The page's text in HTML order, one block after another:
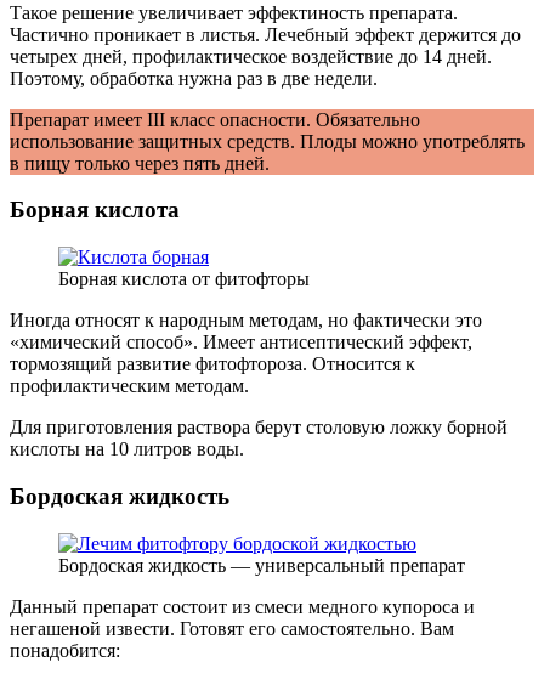
Такое решение увеличивает эффектиность препарата.
Частично проникает в листья. Лечебный эффект держится до
четырех дней, профилактическое воздействие до 14 дней.
Поэтому, обработка нужна раз в две недели.
Препарат имеет III класс опасности. Обязательно
использование защитных средств. Плоды можно употреблять
в пищу только через пять дней.
Борная кислота
Борная кислота от фитофторы
Иногда относят к народным методам, но фактически это
«химический способ». Имеет антисептический эффект,
тормозящий развитие фитофтороза. Относится к
профилактическим методам.
Для приготовления раствора берут столовую ложку борной
кислоты на 10 литров воды.
Бордоская жидкость
Бордоская жидкость — универсальный препарат
Данный препарат состоит из смеси медного купороса и
негашеной извести. Готовят его самостоятельно. Вам
понадобится: